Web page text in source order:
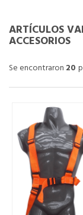
ARTÍCULOS
ACCESORIOS
Se encontraron 20